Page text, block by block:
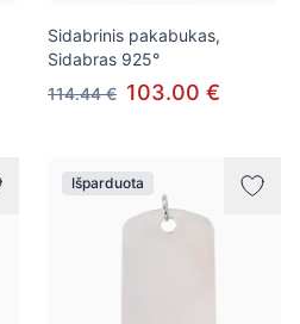
Sidabrinis pakabukas,
Sidabras 925°
114.44 € 103.00 €
Išparduota